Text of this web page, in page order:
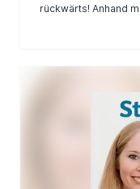
rückwärts! Anhand